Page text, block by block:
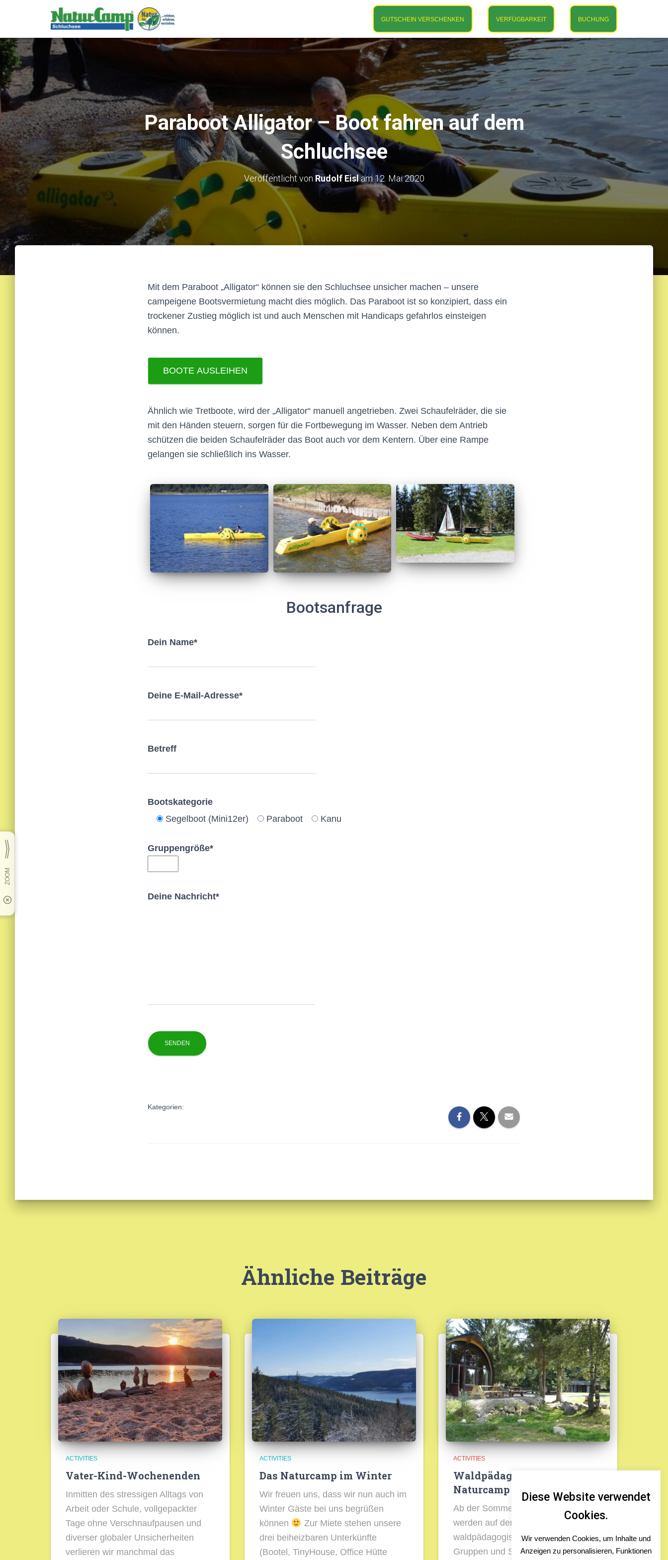
body header.site-header { background-color: rgb(46, 139, 87) !important; /* Tannengrün */ }
GUTSCHEIN VERSCHENKEN VERFÜGBARKEIT BUCHUNG
Paraboot Alligator – Boot fahren auf dem
Schluchsee
Veröffentlicht von Rudolf Eislam12. Mai 2020
Mit dem Paraboot „Alligator“ können sie den Schluchsee unsicher machen – unsere
campeigene Bootsvermietung macht dies möglich. Das Paraboot ist so konzipiert, dass ein
trockener Zustieg möglich ist und auch Menschen mit Handicaps gefahrlos einsteigen
können.
BOOTE AUSLEIHEN
Ähnlich wie Tretboote, wird der „Alligator“ manuell angetrieben. Zwei Schaufelräder, die sie
mit den Händen steuern, sorgen für die Fortbewegung im Wasser. Neben dem Antrieb
schützen die beiden Schaufelräder das Boot auch vor dem Kentern. Über eine Rampe
gelangen sie schließlich ins Wasser.
Bootsanfrage
Dein Name*
Deine E-Mail-Adresse*
Betreff
Bootskategorie
Segelboot (Mini12er)
Paraboot Kanu
Gruppengröße*
Deine Nachricht*
Kategorien:
Ähnliche Beiträge
ACTIVITIES
Vater-Kind-Wochenenden
Inmitten des stressigen Alltags von
Arbeit oder Schule, vollgepackter
Tage ohne Verschnaufpausen und
diverser globaler Unsicherheiten
verlieren wir manchmal das
ACTIVITIES
Das Naturcamp im Winter
Wir freuen uns, dass wir nun auch im
Winter Gäste bei uns begrüßen
können
Zur Miete stehen unsere
drei beiheizbaren Unterkünfte
(Bootel, TinyHouse, Office Hütte
ACTIVITIES
Waldpädagogik am
Naturcamp
Ab der Sommersaison 2025
werden auf dem Naturcamp auch
waldpädagogische Angebote für
Gruppen und Schulklassen
Diese Website verwendet
Cookies.
Wir verwenden Cookies, um Inhalte und
Anzeigen zu personalisieren, Funktionen